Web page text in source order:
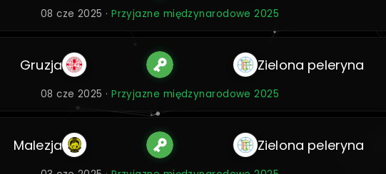
08 cze 2025 ·Przyjazne międzynarodowe 2025
Gruzja Zielona peleryna
08 cze 2025 ·Przyjazne międzynarodowe 2025
Malezja Zielona peleryna